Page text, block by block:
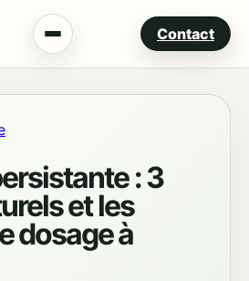
Menu Contact
: 3
et les
dosage à